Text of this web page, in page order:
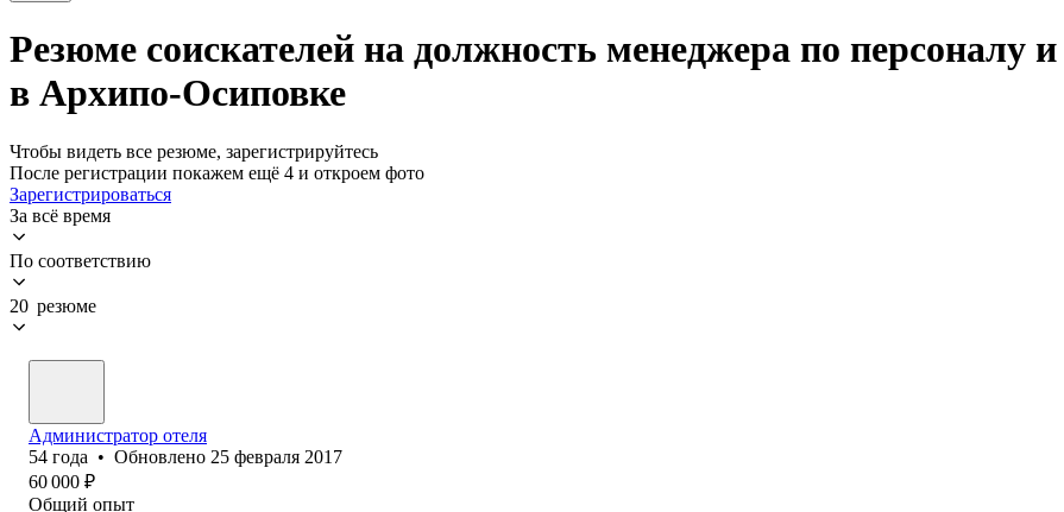
Резюме соискателей на должность менеджера по персоналу
в Архипо-Осиповке
Чтобы видеть все резюме, зарегистрируйтесь
После регистрации покажем ещё 4 и откроем фото
Зарегистрироваться
За всё время
По соответствию
20 резюме
Администратор отеля
54 года • Обновлено 25 февраля 2017
60 000 ₽
Общий опыт